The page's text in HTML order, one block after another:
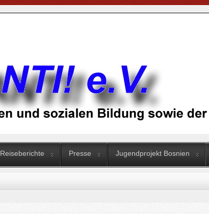
Reiseberichte Presse Jugendprojekt Bosnien